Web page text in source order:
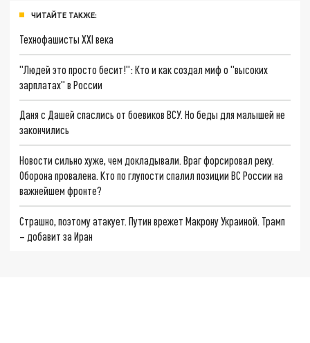
ЧИТАЙТЕ ТАКЖЕ:
Технофашисты XXI века
"Людей это просто бесит!": Кто и как создал миф о "высоких
зарплатах" в России
Даня с Дашей спаслись от боевиков ВСУ. Но беды для малышей не
закончились
Новости сильно хуже, чем докладывали. Враг форсировал реку.
Оборона провалена. Кто по глупости спалил позиции ВС России на
важнейшем фронте?
Страшно, поэтому атакует. Путин врежет Макрону Украиной. Трамп
– добавит за Иран